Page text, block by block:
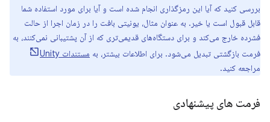
بررسی کنید که آیا این رمزگذاری انجام شده است و آیا برای مورد استفاده شما
قابل قبول است یا خیر. به عنوان مثال، یونیتی بافت را در زمان اجرا از حالت
فشرده خارج می‌کند و برای دستگاه‌های قدیمی‌تری که از آن پشتیبانی نمی‌کنند، به
فرمت بازگشتی تبدیل می‌شود. برای اطلاعات بیشتر، به مستندات Unity
مراجعه کنید.
فرمت های پیشنهادی